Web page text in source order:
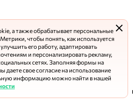
а также обрабатывает персональные
чтобы понять, как используется
его работу, адаптировать
и персонализировать рекламу,
сетях. Заполняя формы на
даете свое согласие на использование
информацию можно найти в нашей